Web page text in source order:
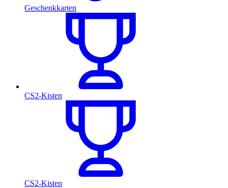
Geschenkkarten
CS2-Kisten
CS2-Kisten